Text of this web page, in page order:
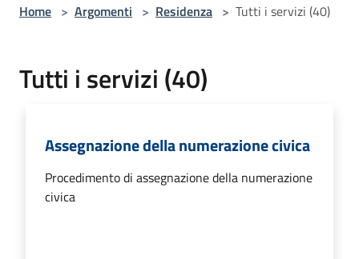
Home > Argomenti > Residenza > Tutti i servizi (40)
Tutti i servizi (40)
Assegnazione della numerazione civica
Procedimento di assegnazione della numerazione
civica